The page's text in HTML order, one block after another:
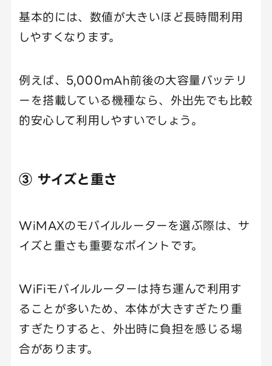
基本的には、数値が大きいほど長時間利用
しやすくなります。
例えば、5,000mAh前後の大容量バッテリ
ーを搭載している機種なら、外出先でも比較
的安心して利用しやすいでしょう。
③ サイズと重さ
WiMAXのモバイルルーターを選ぶ際は、サ
イズと重さも重要なポイントです。
WiFiモバイルルーターは持ち運んで利用す
ることが多いため、本体が大きすぎたり重
すぎたりすると、外出時に負担を感じる場
合があります。